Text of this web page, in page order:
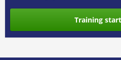
Training